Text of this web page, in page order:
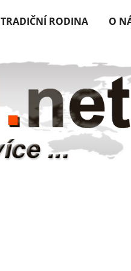
TRADIČNÍ RODINA O